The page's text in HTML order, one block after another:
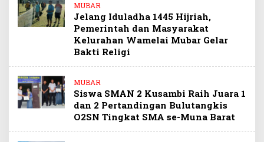
MUBAR
Jelang Iduladha 1445 Hijriah,
Pemerintah dan Masyarakat
Kelurahan Wamelai Mubar Gelar
Bakti Religi
MUBAR
Siswa SMAN 2 Kusambi Raih Juara 1
dan 2 Pertandingan Bulutangkis
O2SN Tingkat SMA se-Muna Barat